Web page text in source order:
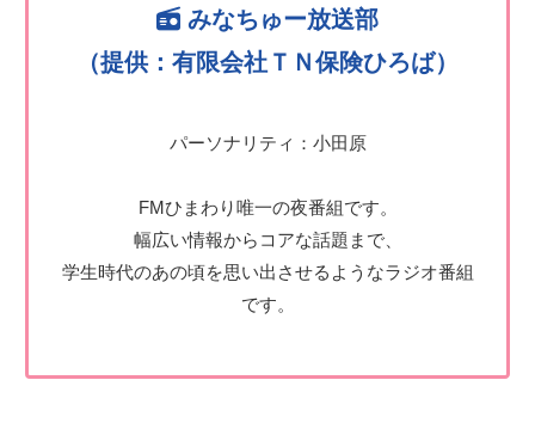
みなちゅー放送部
（提供：有限会社ＴＮ保険ひろば）
パーソナリティ：小田原
FMひまわり唯一の夜番組です。
幅広い情報からコアな話題まで、
学生時代のあの頃を思い出させるようなラジオ番組
です。